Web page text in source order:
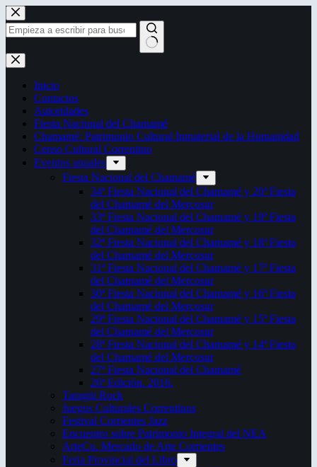
Saltar
al
contenido
Sin
resultados
Inicio
Contactos
Autoridades
Fiesta Nacional del Chamamé
Chamamé: Patrimonio Cultural Inmaterial de la Humanidad
Censo Cultural Correntino
Eventos anuales
Fiesta Nacional del Chamamé
34ª Fiesta Nacional del Chamamé y 20ª Fiesta
del Chamamé del Mercosur
33ª Fiesta Nacional del Chamamé y 19ª Fiesta
del Chamamé del Mercosur
32ª Fiesta Nacional del Chamamé y 18ª Fiesta
del Chamamé del Mercosur
31ª Fiesta Nacional del Chamamé y 17ª Fiesta
del Chamamé del Mercosur
30ª Fiesta Nacional del Chamamé y 16ª Fiesta
del Chamamé del Mercosur
29ª Fiesta Nacional del Chamamé y 15ª Fiesta
del Chamamé del Mercosur
28ª Fiesta Nacional del Chamamé y 14ª Fiesta
del Chamamé del Mercosur
27ª Fiesta Nacional del Chamamé
26ª Edición. 2016.
Taragüi Rock
Juegos Culturales Correntinos
Festival Corrientes Jazz
Encuentro sobre Patrimonio Integral del NEA
ArteCo. Mercado de Arte Corrientes
Feria Provincial del Libro